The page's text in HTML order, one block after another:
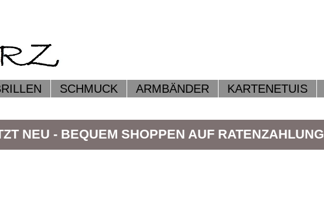
SCHMUCK ARMBÄNDER KARTENETUIS
NEU - BEQUEM SHOPPEN AUF RATENZAHLUNG